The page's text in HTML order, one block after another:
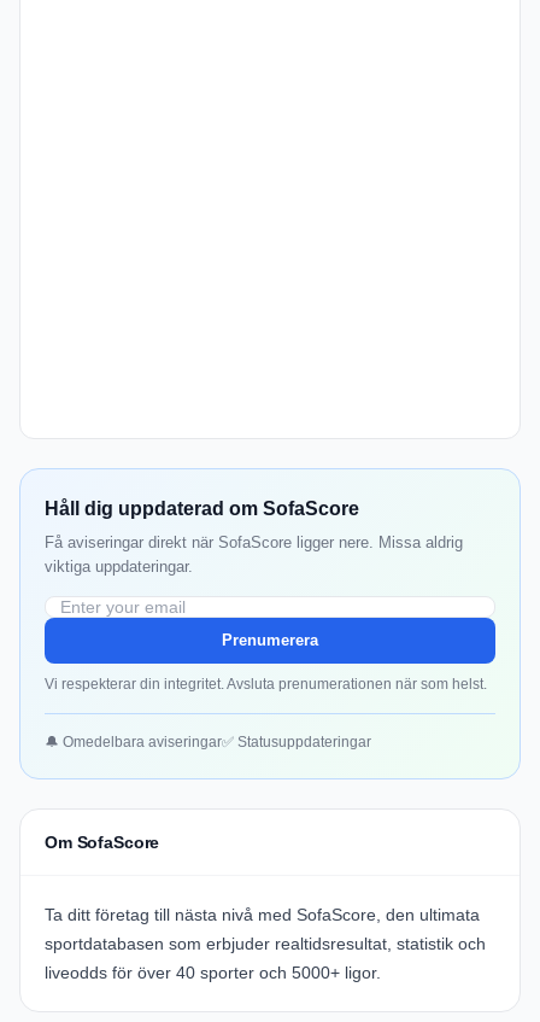
Håll dig uppdaterad om SofaScore
Få aviseringar direkt när SofaScore ligger nere. Missa aldrig
viktiga uppdateringar.
Prenumerera
Vi respekterar din integritet. Avsluta prenumerationen när som helst.
🔔 Omedelbara aviseringar✅ Statusuppdateringar
Om SofaScore
Ta ditt företag till nästa nivå med SofaScore, den ultimata
sportdatabasen som erbjuder realtidsresultat, statistik och
liveodds för över 40 sporter och 5000+ ligor.